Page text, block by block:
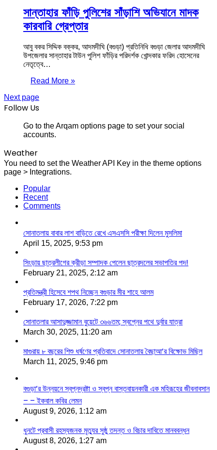
সান্তাহার ফাঁড়ি পুলিশের সাঁড়াশি অভিযানে মাদক
কারবারি গ্রেপ্তার
আবু বকর সিদ্দিক বক্কর, আদমদীঘি (বগুড়া) প্রতিনিধি বগুড়া জেলার আদমদীঘি
উপজেলার সান্তাহার টাউন পুলিশ ফাঁড়ির পরিদর্শক খোন্দকার ফরিদ হোসেনের
নেতৃত্বে…
Read More »
Next page
Follow Us
Go to the Arqam options page to set your social
accounts.
Weather
You need to set the Weather API Key in the theme options
page > Integrations.
Popular
Recent
Comments
সোনাতলায় বাবার লাশ বাড়িতে রেখে এসএসসি পরীক্ষা দিলেন মুসলিমা
April 15, 2025, 9:53 pm
সিংড়ায় ছাত্রলীগের ক্রীড়া সম্পাদক পেলেন ছাত্রদলের সভাপতির পদ!
February 21, 2025, 2:12 am
প্রতিমন্ত্রী হিসেবে শপথ নিচ্ছেন বগুড়ার মীর শাহে আলম
February 17, 2026, 7:22 pm
সোনাতলার আসাদুজ্জামান বুয়েটে ৩৬৬তম; স্বপ্নের পথে দুর্বার যাত্রা
March 30, 2025, 11:20 am
মাগুরায় ৮ বছরের শিশু ধর্ষণের প্রতিবাদে সোনাতলায় বৈছাআ’র বিক্ষোভ মিছিল
March 11, 2025, 9:46 pm
বগুড়া’র উন্নয়নে স্বপ্নদ্রষ্টা ও স্বপ্ন বাস্তবায়নকারী এক মহিরূহের জীবনাবসান
– – ইকবাল কবির লেমন
August 9, 2026, 1:12 am
ধুনটে প্রবাসী রহস্যজনক মৃত্যুর সুষ্ঠু তদন্ত ও বিচার দাবিতে মানববন্ধন
August 8, 2026, 1:27 am